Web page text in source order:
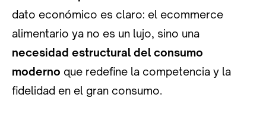
dato económico es claro: el ecommerce
alimentario ya no es un lujo, sino una
necesidad estructural del consumo
moderno que redefine la competencia y la
fidelidad en el gran consumo.